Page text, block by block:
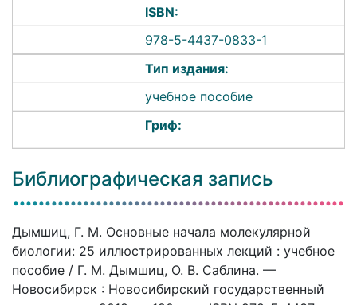
ISBN:
978-5-4437-0833-1
Тип издания:
учебное пособие
Гриф:
Библиографическая запись
Дымшиц, Г. М. Основные начала молекулярной
биологии: 25 иллюстрированных лекций : учебное
пособие / Г. М. Дымшиц, О. В. Саблина. —
Новосибирск : Новосибирский государственный